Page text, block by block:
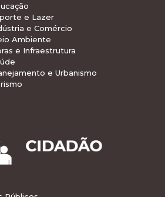
e Lazer
e Comércio
Ambiente
e Infraestrutura
e Urbanismo